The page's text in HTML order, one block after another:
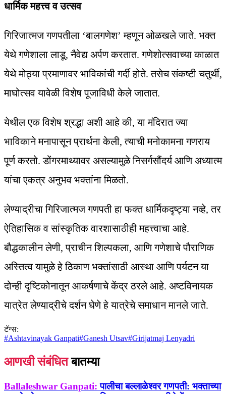
धार्मिक महत्त्व व उत्सव
गिरिजात्मज गणपतीला ‘बालगणेश’ म्हणून ओळखले जाते. भक्त
येथे गणेशाला लाडू, नैवेद्य अर्पण करतात. गणेशोत्सवाच्या काळात
येथे मोठ्या प्रमाणावर भाविकांची गर्दी होते. तसेच संकष्टी चतुर्थी,
माघोत्सव यावेळी विशेष पूजाविधी केले जातात.
येथील एक विशेष श्रद्धा अशी आहे की, या मंदिरात ज्या
भाविकाने मनापासून प्रार्थना केली, त्याची मनोकामना गणराय
पूर्ण करतो. डोंगरमाथ्यावर असल्यामुळे निसर्गसौंदर्य आणि अध्यात्म
यांचा एकत्र अनुभव भक्तांना मिळतो.
लेण्याद्रीचा गिरिजात्मज गणपती हा फक्त धार्मिकदृष्ट्या नव्हे, तर
ऐतिहासिक व सांस्कृतिक वारशासाठीही महत्त्वाचा आहे.
बौद्धकालीन लेणी, प्राचीन शिल्पकला, आणि गणेशाचे पौराणिक
अस्तित्व यामुळे हे ठिकाण भक्तांसाठी आस्था आणि पर्यटन या
दोन्ही दृष्टिकोनातून आकर्षणाचे केंद्र ठरले आहे. अष्टविनायक
यात्रेत लेण्याद्रीचे दर्शन घेणे हे यात्रेचे समाधान मानले जाते.
टॅग्स:
#Ashtavinayak Ganpati#Ganesh Utsav#Girijatmaj Lenyadri
आणखी संबंधित बातम्या
Ballaleshwar Ganpati: पालीचा बल्लाळेश्वर गणपती: भक्ताच्या